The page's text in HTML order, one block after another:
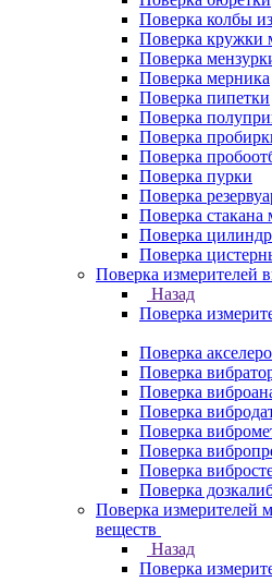
Поверка колбы
Поверка кружки
Поверка
Поверка мерника
Поверка пипетки
Поверка
Поверка
Поверка
Поверка пурки
Поверка
Поверка стакана
Поверка
Поверка
Поверка измерителей
Назад
Поверка
Поверка
Поверка
Поверка
Поверка
Поверка
Поверка
Поверка
Поверка
Поверка измерителей
веществ
Назад
Поверка